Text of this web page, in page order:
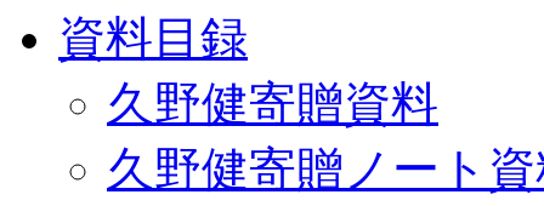
資料目録
久野健寄贈資料
久野健寄贈ノート